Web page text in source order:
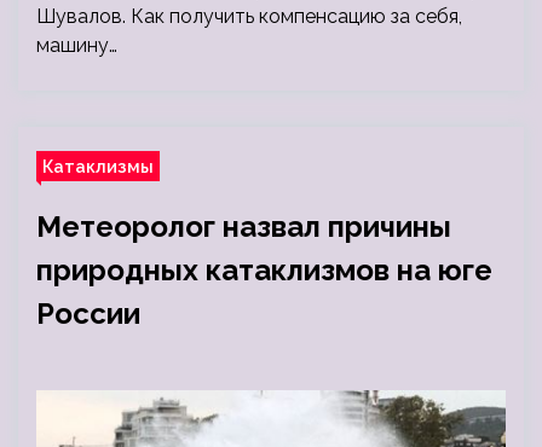
Шувалов. Как получить компенсацию за себя,
машину…
Катаклизмы
Метеоролог назвал причины
природных катаклизмов на юге
России